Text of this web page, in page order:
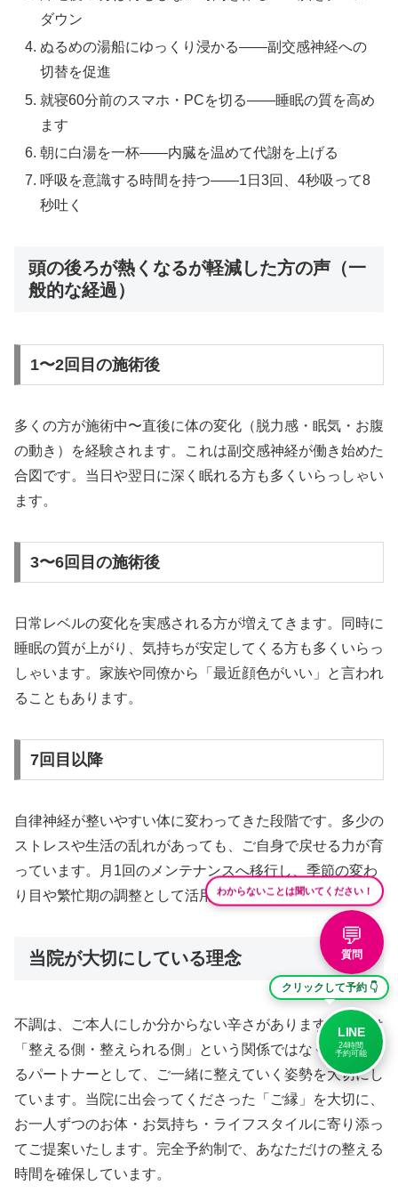
ダウン
ぬるめの湯船にゆっくり浸かる——副交感神経への
切替を促進
就寝60分前のスマホ・PCを切る——睡眠の質を高め
ます
朝に白湯を一杯——内臓を温めて代謝を上げる
呼吸を意識する時間を持つ——1日3回、4秒吸って8
秒吐く
頭の後ろが熱くなるが軽減した方の声（一
般的な経過）
1〜2回目の施術後
多くの方が施術中〜直後に体の変化（脱力感・眠気・お腹
の動き）を経験されます。これは副交感神経が働き始めた
合図です。当日や翌日に深く眠れる方も多くいらっしゃい
ます。
3〜6回目の施術後
日常レベルの変化を実感される方が増えてきます。同時に
睡眠の質が上がり、気持ちが安定してくる方も多くいらっ
しゃいます。家族や同僚から「最近顔色がいい」と言われ
ることもあります。
7回目以降
自律神経が整いやすい体に変わってきた段階です。多少の
ストレスや生活の乱れがあっても、ご自身で戻せる力が育
っています。月1回のメンテナンスへ移行し、季節の変わ
り目や繁忙期の調整として活用いただきます。
当院が大切にしている理念
不調は、ご本人にしか分からない辛さがあります。当院は
「整える側・整えられる側」という関係ではなく、並走す
るパートナーとして、ご一緒に整えていく姿勢を大切にし
ています。当院に出会ってくださった「ご縁」を大切に、
お一人ずつのお体・お気持ち・ライフスタイルに寄り添っ
てご提案いたします。完全予約制で、あなただけの整える
時間を確保しています。
わからないことは聞いてください！
💬
質問
クリックして予約 👇
LINE
24時間
予約可能